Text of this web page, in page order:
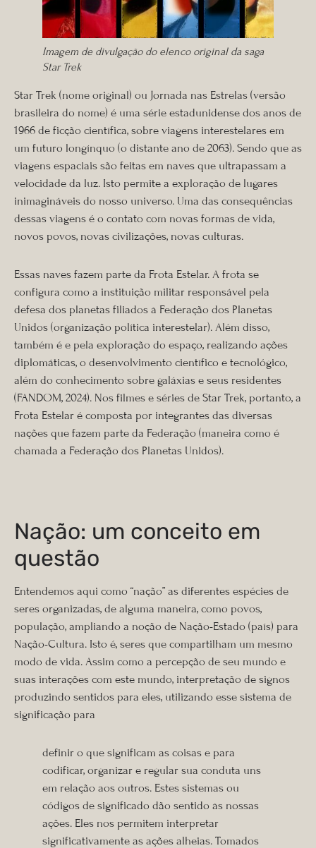
Imagem de divulgação do elenco original da saga
Star Trek
Star Trek (nome original) ou Jornada nas Estrelas (versão
brasileira do nome) é uma série estadunidense dos anos de
1966 de ficção científica, sobre viagens interestelares em
um futuro longínquo (o distante ano de 2063). Sendo que as
viagens espaciais são feitas em naves que ultrapassam a
velocidade da luz. Isto permite a exploração de lugares
inimagináveis do nosso universo. Uma das consequências
dessas viagens é o contato com novas formas de vida,
novos povos, novas civilizações, novas culturas.
Essas naves fazem parte da Frota Estelar. A frota se
configura como a instituição militar responsável pela
defesa dos planetas filiados à Federação dos Planetas
Unidos (organização política interestelar). Além disso,
também é e pela exploração do espaço, realizando ações
diplomáticas, o desenvolvimento científico e tecnológico,
além do conhecimento sobre galáxias e seus residentes
(FANDOM, 2024). Nos filmes e séries de Star Trek, portanto, a
Frota Estelar é composta por integrantes das diversas
nações que fazem parte da Federação (maneira como é
chamada a Federação dos Planetas Unidos).
Nação: um conceito em
questão
Entendemos aqui como “nação” as diferentes espécies de
seres organizadas, de alguma maneira, como povos,
população, ampliando a noção de Nação-Estado (país) para
Nação-Cultura. Isto é, seres que compartilham um mesmo
modo de vida. Assim como a percepção de seu mundo e
suas interações com este mundo, interpretação de signos
produzindo sentidos para eles, utilizando esse sistema de
significação para
definir o que significam as coisas e para
codificar, organizar e regular sua conduta uns
em relação aos outros. Estes sistemas ou
códigos de significado dão sentido às nossas
ações. Eles nos permi­tem interpretar
significativamente as ações alheias. Tomados